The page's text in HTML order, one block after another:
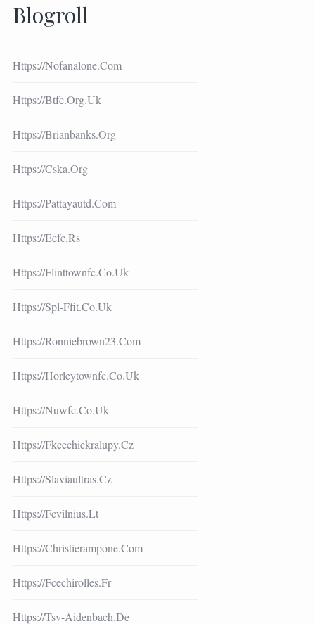
Blogroll
Https://nofanalone.com
Https://btfc.org.uk
Https://brianbanks.org
Https://cska.org
Https://pattayautd.com
Https://ecfc.rs
Https://flinttownfc.co.uk
Https://spl-Ffit.co.uk
Https://ronniebrown23.com
Https://horleytownfc.co.uk
Https://nuwfc.co.uk
Https://fkcechiekralupy.cz
Https://slaviaultras.cz
Https://fcvilnius.lt
Https://christierampone.com
Https://fcechirolles.fr
Https://tsv-Aidenbach.de